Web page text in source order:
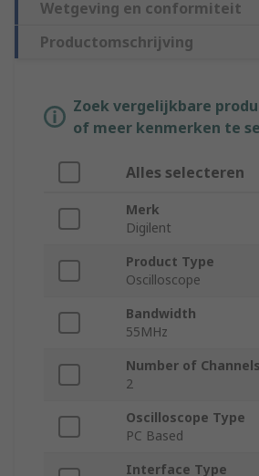
Wetgeving en conformiteit
Productomschrijving
Zoek vergelijkbare
of meer kenmerken te
Alles selecteren
Merk
Digilent
Product Type
Oscilloscope
Bandwidth
55MHz
Number of Channels
2
Oscilloscope Type
PC Based
Interface Type